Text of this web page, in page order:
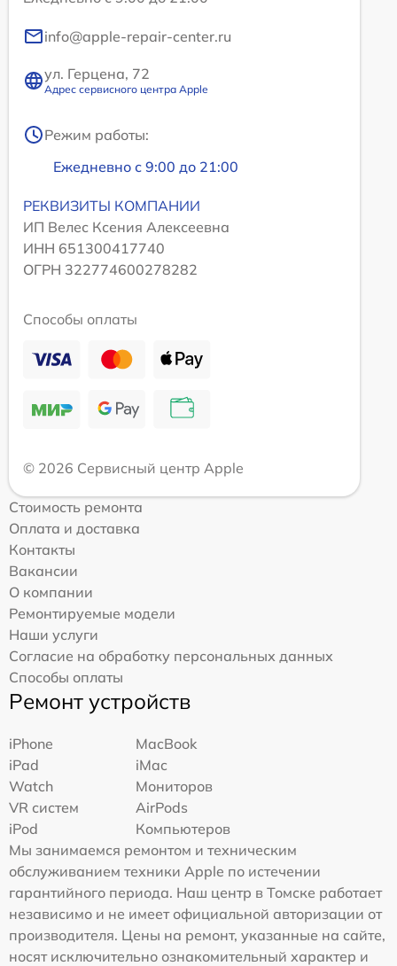
info@apple-repair-center.ru
ул. Герцена, 72
Адрес сервисного центра Apple
Режим работы:
Ежедневно с 9:00 до 21:00
РЕКВИЗИТЫ КОМПАНИИ
ИП Велес Ксения Алексеевна
ИНН 651300417740
ОГРН 322774600278282
Способы оплаты
© 2026 Сервисный центр Apple
Стоимость ремонта
Оплата и доставка
Контакты
Вакансии
О компании
Ремонтируемые модели
Наши услуги
Согласие на обработку персональных данных
Способы оплаты
Ремонт устройств
iPhone
MacBook
iPad
iMac
Watch
Мониторов
VR систем
AirPods
iPod
Компьютеров
Мы занимаемся ремонтом и техническим
обслуживанием техники Apple по истечении
гарантийного периода. Наш центр в Томске работает
независимо и не имеет официальной авторизации от
производителя. Цены на ремонт, указанные на сайте,
носят исключительно ознакомительный характер и